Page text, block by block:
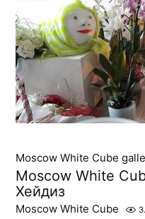
Moscow White Cube
Moscow White
Хейдиз
Moscow White Cube